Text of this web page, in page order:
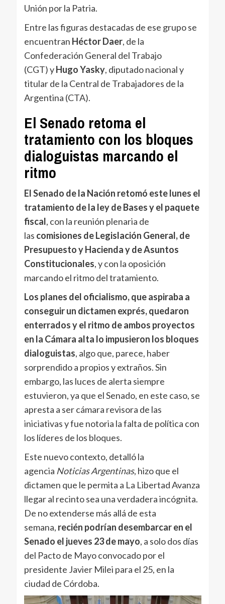
Unión por la Patria.
Entre las figuras destacadas de ese grupo se
encuentran Héctor Daer, de la
Confederación General del Trabajo
(CGT) yHugo Yasky, diputado nacional y
titular de la Central de Trabajadores de la
Argentina (CTA).
El Senado retoma el
tratamiento con los bloques
dialoguistas marcando el
ritmo
El Senado de la Nación retomó este lunes el
tratamiento de la ley de Bases y el paquete
fiscal, con la reunión plenaria de
las comisiones de Legislación General, de
Presupuesto y Hacienda y de Asuntos
Constitucionales, y con la oposición
marcando el ritmo del tratamiento.
Los planes del oficialismo, que aspiraba a
conseguir un dictamen exprés, quedaron
enterrados y el ritmo de ambos proyectos
en la Cámara alta lo impusieron los bloques
dialoguistas, algo que, parece, haber
sorprendido a propios y extraños. Sin
embargo, las luces de alerta siempre
estuvieron, ya que el Senado, en este caso, se
apresta a ser cámara revisora de las
iniciativas y fue notoria la falta de política con
los líderes de los bloques.
Este nuevo contexto, detalló la
agencia Noticias Argentinas, hizo que el
dictamen que le permita a La Libertad Avanza
llegar al recinto sea una verdadera incógnita.
De no extenderse más allá de esta
semana, recién podrían desembarcar en el
Senado el jueves 23 de mayo, a solo dos días
del Pacto de Mayo convocado por el
presidente Javier Milei para el 25, en la
ciudad de Córdoba.